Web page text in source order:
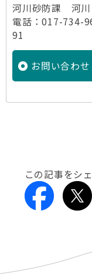
河川砂防課 河川
電話：017-
91
お問い合わせ
この記事をシ